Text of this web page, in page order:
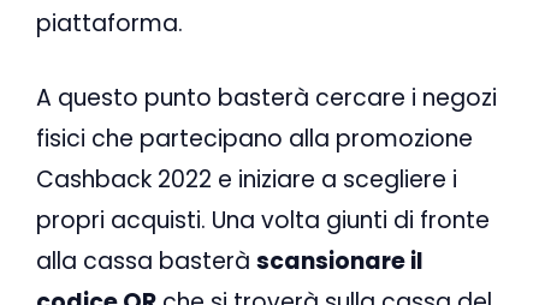
piattaforma.
A questo punto basterà cercare i negozi
fisici che partecipano alla promozione
Cashback 2022 e iniziare a scegliere i
propri acquisti. Una volta giunti di fronte
alla cassa basterà scansionare il